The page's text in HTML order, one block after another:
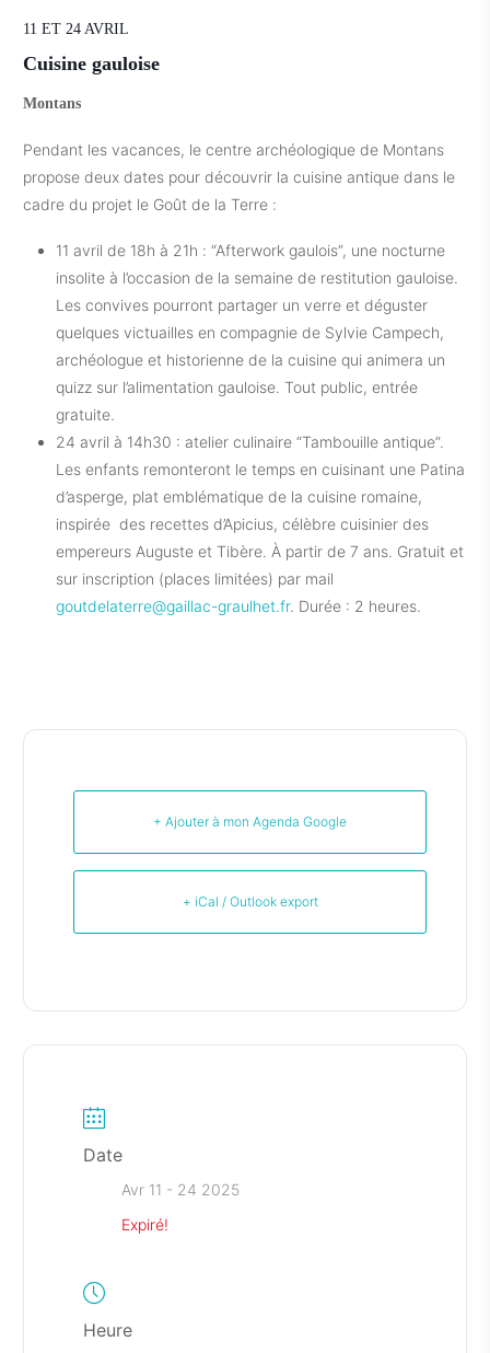
11 ET 24 AVRIL
Cuisine gauloise
Montans
Pendant les vacances, le centre archéologique de Montans
propose deux dates pour découvrir la cuisine antique dans le
cadre du projet le Goût de la Terre :
11 avril de 18h à 21h : “Afterwork gaulois”, une nocturne
insolite à l’occasion de la semaine de restitution gauloise.
Les convives pourront partager un verre et déguster
quelques victuailles en compagnie de Sylvie Campech,
archéologue et historienne de la cuisine qui animera un
quizz sur l’alimentation gauloise. Tout public, entrée
gratuite.
24 avril à 14h30 : atelier culinaire “Tambouille antique”.
Les enfants remonteront le temps en cuisinant une Patina
d’asperge, plat emblématique de la cuisine romaine,
inspirée des recettes d’Apicius, célèbre cuisinier des
empereurs Auguste et Tibère. À partir de 7 ans. Gratuit et
sur inscription (places limitées) par mail
goutdelaterre@gaillac-graulhet.fr. Durée : 2 heures.
+ Ajouter à mon Agenda Google
+ iCal / Outlook export
Date
Avr 11 - 24 2025
Expiré!
Heure